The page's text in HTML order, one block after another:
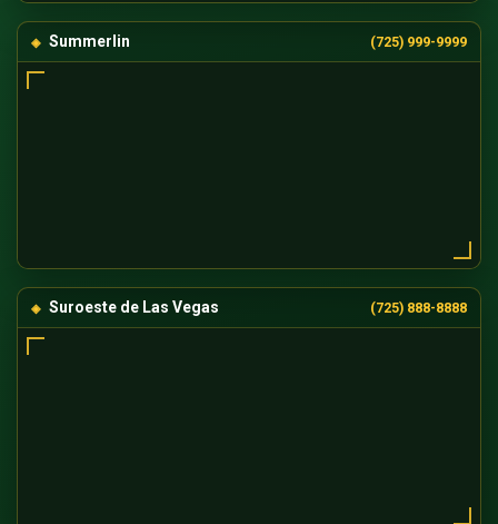
Summerlin (725) 999-9999
Suroeste de Las Vegas (725) 888-8888